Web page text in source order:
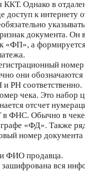
ККТ. Однако в
доступ к интернету
документа. Он
«ФП», а
номер
они обозначаются
РН соответственно.
чека. Это набор
отсчет
в ФНС. Обычно в
графе «ФД». Также
номер
ФИО продавца.
вся